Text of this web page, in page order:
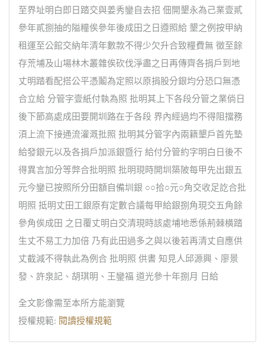
至界址明白即日踏交與姜秀鑾自去招 佃開墾永為己業壹貳
參年貳捌抽的隘糧俟參年後成田之日遵照給 墾之例按甲納
租運至公館交納年清年數款不得少欠升合致糧費無 徵至餘
存荒埔及山場林木叢雜俟砍伐淨盡之日再傳齊各捐戶到地
丈明踏看配搭公平憑鬮為定照以原捐股分銀均分恐口無憑
合立給 分管字壹紙付執為照 批明其上下各段分管之業倘日
後下節高處成田要開圳路在于各段 界內經過均不得阻擋務
湏上流下接通流灌溉批照 批明其分管字內兩籍墾戶首先墊
給發銀元以及各捐戶加派銀暨行 給付分管約字明白日後不
得異言加分等弊合批明照 批明現時開圳築陂每甲先出銀五
元今鑾已按照所分田額自備圳銀 ○○拾○元○角交收足訖合批
明照 抵明丈田工銀原有定數合議每甲給銀捌角現交五角餘
參角俟成田 之日覆丈明白交清現時該處埔地悉係荊棘橫踏
生丈不易工力加倍 乃有此田過多之與以後若再清丈自應供
丈截減不得執此為例合 批明照 供書 知見人邱源興、廖景
發、許泉記、胡琪明、王鑾福 道光參十年捌月 日給
全文影像需至本所方能瀏覽
授權規範: 閱讀授權規範